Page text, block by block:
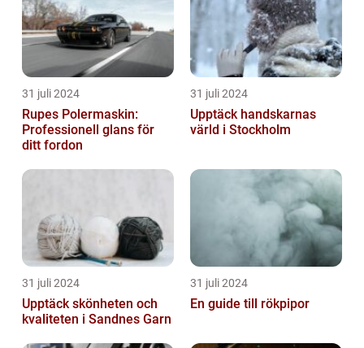
31 juli 2024
Rupes Polermaskin:
Professionell glans för
ditt fordon
31 juli 2024
Upptäck handskarnas
värld i Stockholm
31 juli 2024
Upptäck skönheten och
kvaliteten i Sandnes Garn
31 juli 2024
En guide till rökpipor